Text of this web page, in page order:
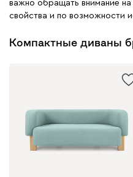
важно обращать внимание на
свойства и по возможности
Компактные диваны